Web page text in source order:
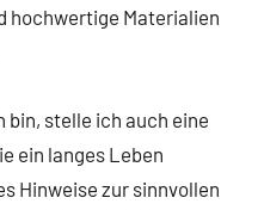
hochwertige Materialien
bin, stelle ich auch eine
ein langes Leben
Hinweise zur sinnvollen